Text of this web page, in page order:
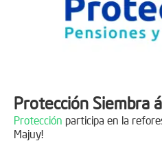
Protección Siembra
Protección participa en la
Majuy!